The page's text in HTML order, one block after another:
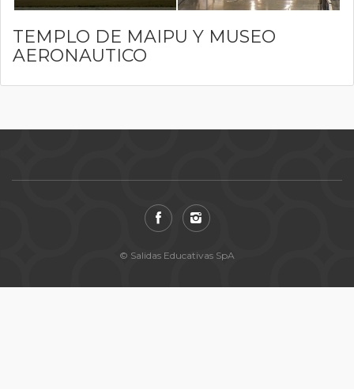
TEMPLO DE MAIPU Y MUSEO
AERONAUTICO
© Salidas Educativas SpA